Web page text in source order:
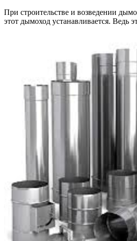
При строительстве и возведении
этот дымоход устанавливается. Ведь